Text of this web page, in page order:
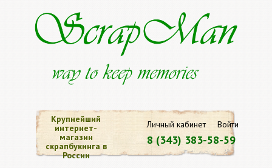
Личный кабинет Войти
8 (343) 383-58-59
Крупнейший
интернет-
магазин
скрапбукинга в
России